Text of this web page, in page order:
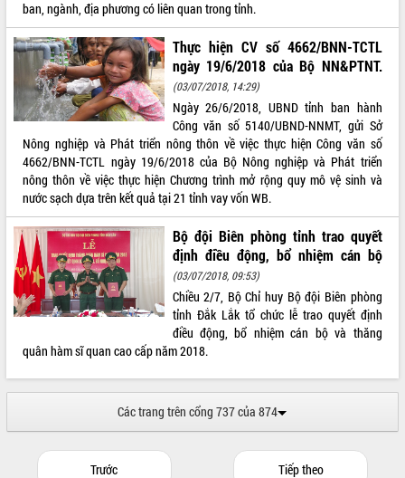
ban, ngành, địa phương có liên quan trong tỉnh.
Thực hiện CV số 4662/BNN-TCTL
ngày 19/6/2018 của Bộ NN&PTNT.
(03/07/2018, 14:29)
Ngày 26/6/2018, UBND tỉnh ban hành
Công văn số 5140/UBND-NNMT, gửi Sở
Nông nghiệp và Phát triển nông thôn về việc thực hiện Công văn số
4662/BNN-TCTL ngày 19/6/2018 của Bộ Nông nghiệp và Phát triển
nông thôn về việc thực hiện Chương trình mở rộng quy mô vệ sinh và
nước sạch dựa trên kết quả tại 21 tỉnh vay vốn WB.
Bộ đội Biên phòng tỉnh trao quyết
định điều động, bổ nhiệm cán bộ
(03/07/2018, 09:53)
Chiều 2/7, Bộ Chỉ huy Bộ đội Biên phòng
tỉnh Đắk Lắk tổ chức lễ trao quyết định
điều động, bổ nhiệm cán bộ và thăng
quân hàm sĩ quan cao cấp năm 2018.
Các trang trên cổng 737 của 874
Trước Tiếp theo